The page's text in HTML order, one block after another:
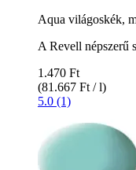
Aqua világoskék,
A Revell népszerű
1.470 Ft
(81.667 Ft / l)
5.0 (1)